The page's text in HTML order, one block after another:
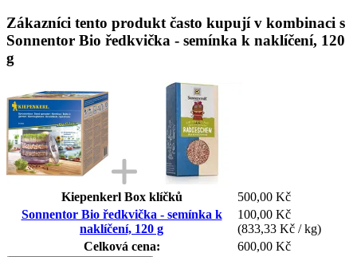
Zákazníci tento produkt často kupují v kombinaci s
Sonnentor Bio ředkvička - semínka k naklíčení, 120
g
Kiepenkerl Box klíčků
500,00 Kč
Sonnentor Bio ředkvička - semínka k
naklíčení, 120 g
100,00 Kč
(833,33 Kč / kg)
Celková cena:
600,00 Kč